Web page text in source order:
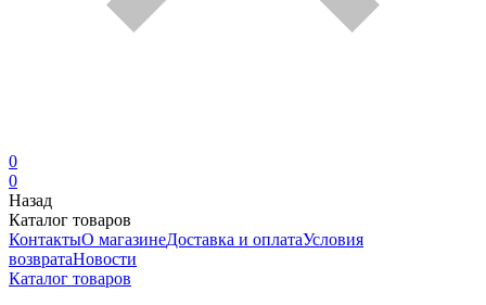
0
0
Назад
Каталог товаров
КонтактыО магазинеДоставка и оплатаУсловия
возвратаНовости
Каталог товаров